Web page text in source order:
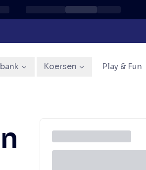
Koersen Play & Fun